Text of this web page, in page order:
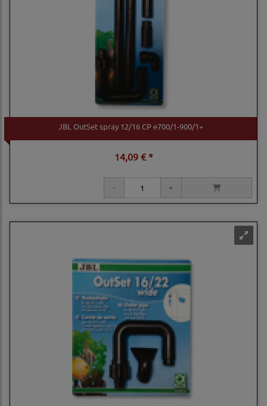
JBL OutSet spray 12/16 CP e700/1-900/1+
14,09 € *